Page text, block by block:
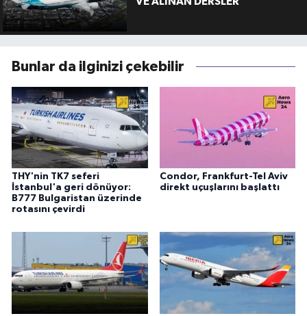
Bunlar da ilginizi çekebilir
THY'nin TK7 seferi
İstanbul'a geri dönüyor:
B777 Bulgaristan üzerinde
rotasını çevirdi
Condor, Frankfurt-Tel Aviv
direkt uçuşlarını başlattı